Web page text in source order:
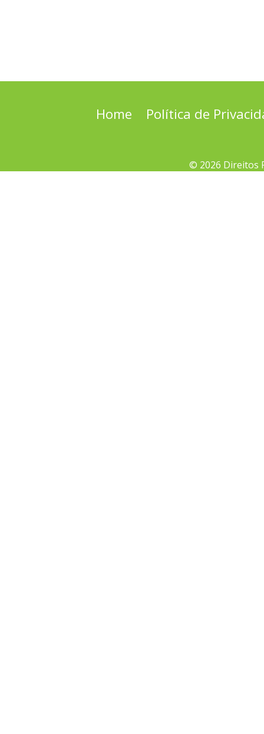
Home Política de
© 2026 Direitos